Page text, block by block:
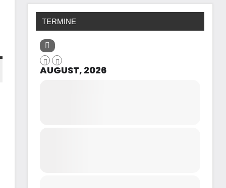
TERMINE
AUGUST, 2026